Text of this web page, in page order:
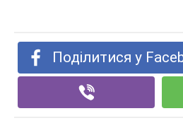
Поділитися у